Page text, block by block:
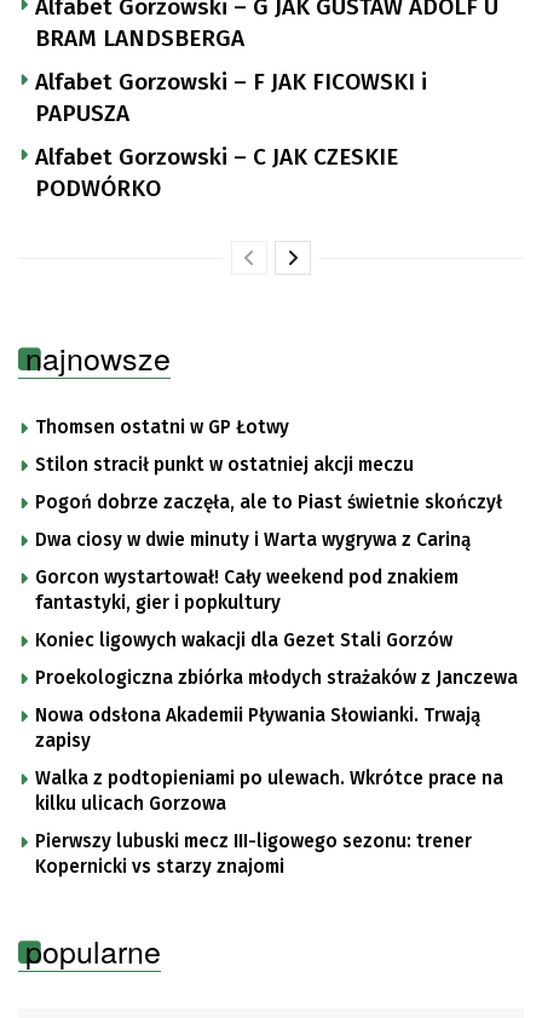
Alfabet Gorzowski – G JAK GUSTAW ADOLF U
BRAM LANDSBERGA
Alfabet Gorzowski – F JAK FICOWSKI i
PAPUSZA
Alfabet Gorzowski – C JAK CZESKIE
PODWÓRKO
najnowsze
Thomsen ostatni w GP Łotwy
Stilon stracił punkt w ostatniej akcji meczu
Pogoń dobrze zaczęła, ale to Piast świetnie skończył
Dwa ciosy w dwie minuty i Warta wygrywa z Cariną
Gorcon wystartował! Cały weekend pod znakiem
fantastyki, gier i popkultury
Koniec ligowych wakacji dla Gezet Stali Gorzów
Proekologiczna zbiórka młodych strażaków z Janczewa
Nowa odsłona Akademii Pływania Słowianki. Trwają
zapisy
Walka z podtopieniami po ulewach. Wkrótce prace na
kilku ulicach Gorzowa
Pierwszy lubuski mecz III-ligowego sezonu: trener
Kopernicki vs starzy znajomi
popularne